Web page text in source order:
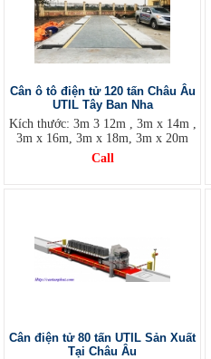
Cân ô tô điện tử 120 tấn Châu Âu
UTIL Tây Ban Nha
Kích thước: 3m 3 12m , 3m x 14m ,
3m x 16m, 3m x 18m, 3m x 20m
Call
Cân điện tử 80 tấn UTIL Sản Xuất
Tại Châu Âu